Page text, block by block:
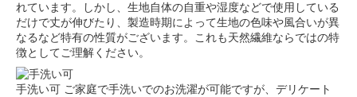
れています。しかし、生地自体の自重や湿度などで使用している
だけで丈が伸びたり、製造時期によって生地の色味や風合いが異
なるなど特有の性質がございます。これも天然繊維ならではの特
徴としてご理解ください。
手洗い可 ご家庭で手洗いでのお洗濯が可能ですが、デリケート